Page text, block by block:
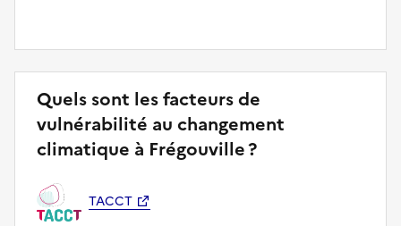
Quels sont les facteurs de
vulnérabilité au changement
climatique à Frégouville ?
TACCT